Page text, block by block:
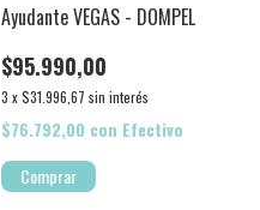
Ayudante VEGAS - DOMPEL
$95.990,00
3 x$31.996,67 sin interés
$76.792,00 con Efectivo